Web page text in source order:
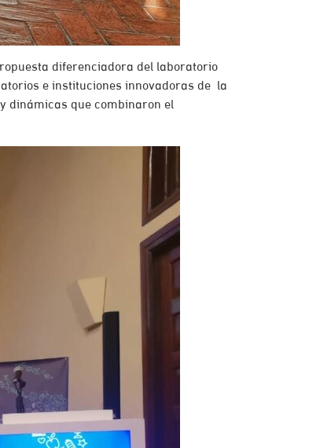
diferenciadora del laboratorio
e instituciones innovadoras de la
dinámicas que combinaron el